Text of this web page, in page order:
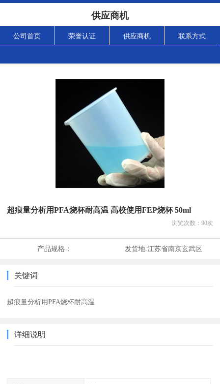
供应商机
公司首页 荣誉认证 供应商机 联系方式
超痕量分析用PFA烧杯耐高温 高校使用FEP烧杯 50ml
浏览次数： 90次
产品规格： 发货地:江苏省南京玄武区
关键词
超痕量分析用PFA烧杯耐高温
详细说明